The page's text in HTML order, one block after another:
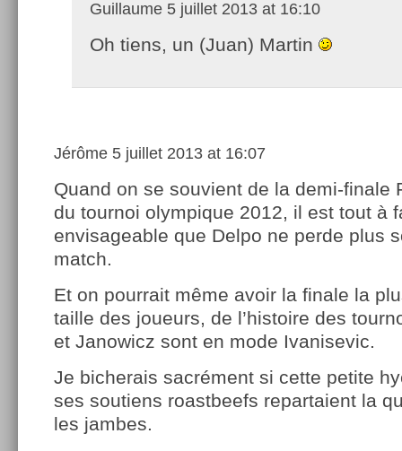
Guillaume 5 juillet 2013 at 16:10
Oh tiens, un (Juan) Martin
Jérôme 5 juillet 2013 at 16:07
Quand on se souvient de la demi-finale
du tournoi olympique 2012, il est tout à
envisageable que Delpo ne perde plus
match.
Et on pourrait même avoir la finale la
taille des joueurs, de l’histoire des
et Janowicz sont en mode Ivanisevic.
Je bicherais sacrément si cette petite
ses soutiens roastbeefs repartaient la
les jambes.